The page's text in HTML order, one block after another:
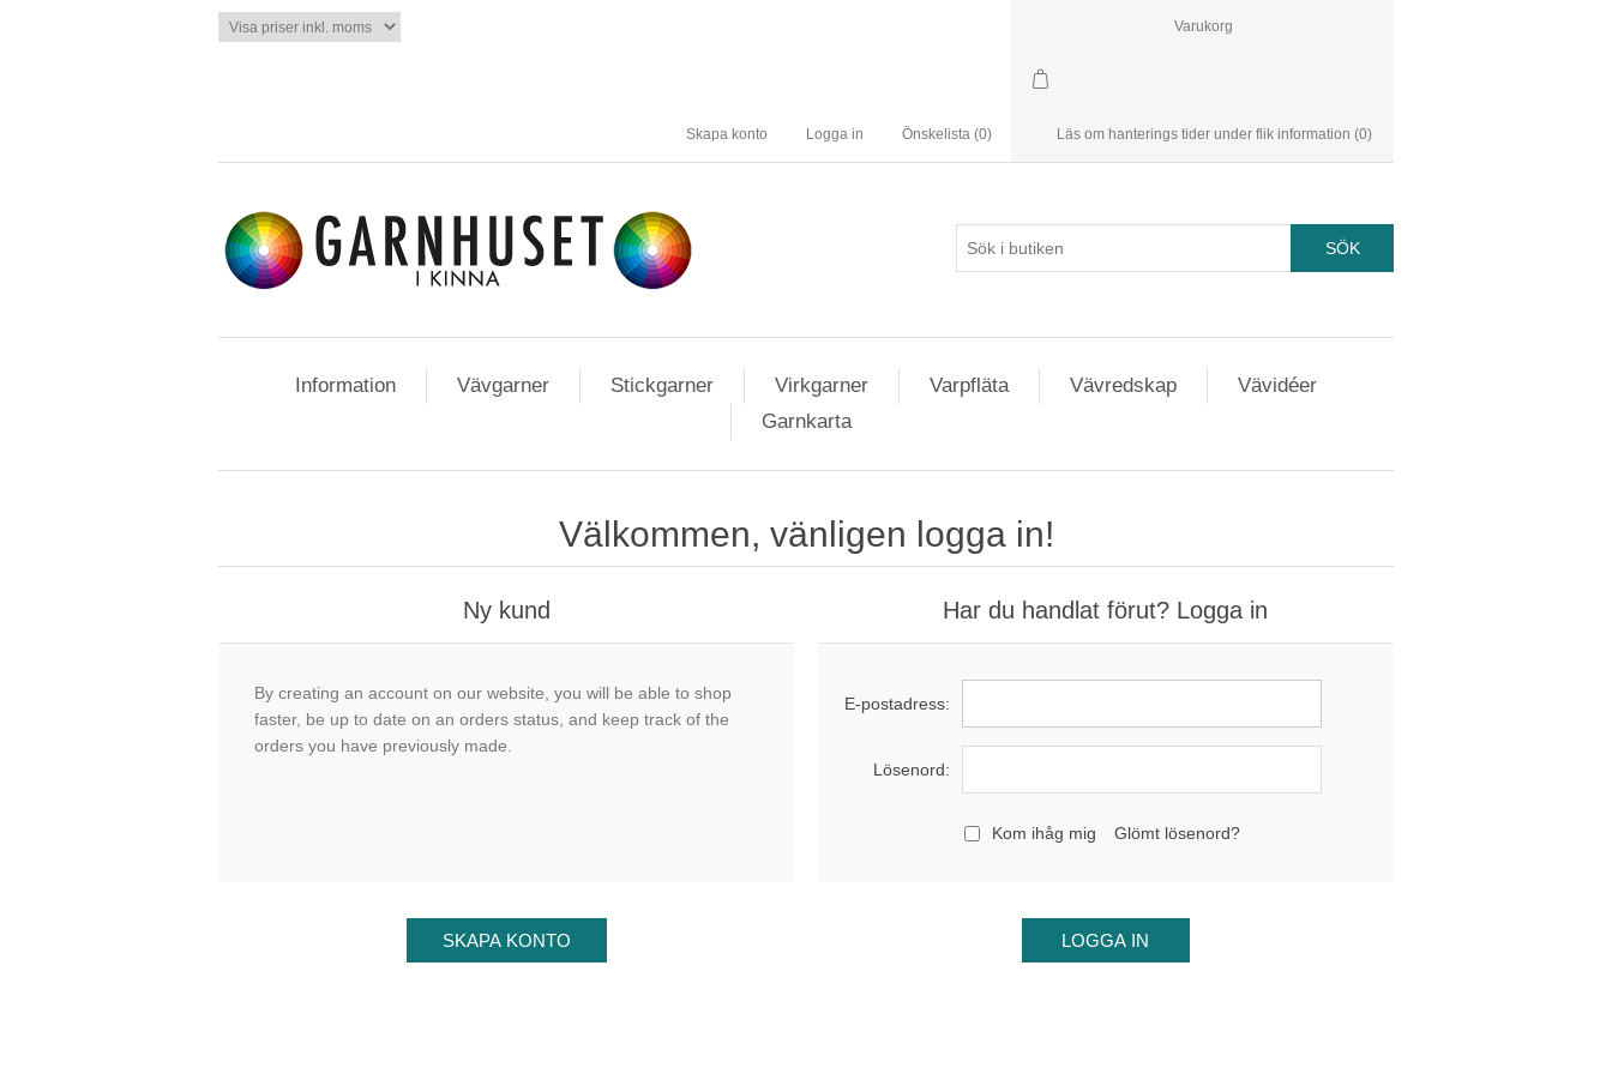
Skapa konto Logga in Önskelista (0)
Varukorg
Läs om hanterings tider under flik information (0)
Information Vävgarner Stickgarner Virkgarner Varpfläta Vävredskap
Vävidéer
Garnkarta
Välkommen, vänligen logga in!
Ny kund
By creating an account on our website, you will be able to shop
faster, be up to date on an orders status, and keep track of the
orders you have previously made.
Har du handlat förut? Logga in
E-postadress:
Lösenord:
Kom ihåg mig Glömt lösenord?